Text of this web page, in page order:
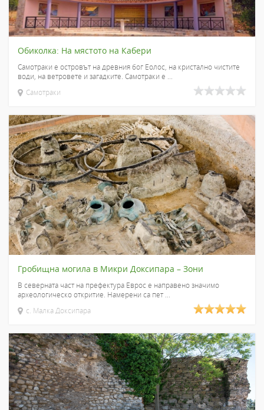
Обиколка: На мястото на Кабери
Самотраки е островът на древния бог Еолос, на кристално чистите
води, на ветровете и загадките. Самотраки е ...
Самотраки
Гробищна могила в Микри Доксипара – Зони
В северната част на префектура Еврос е направено значимо
археологическо откритие. Намерени са пет ...
с. Малка Доксипара